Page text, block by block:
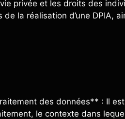
privée et les droits des
la réalisation d’une DPIA,
des données** : Il
le contexte dans